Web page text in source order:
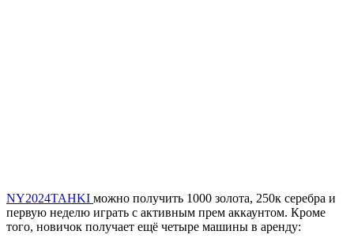
NY2024TAHKI можно получить 1000 золота, 250к серебра и
первую неделю играть с активным прем аккаунтом. Кроме
того, новичок получает ещё четыре машины в аренду: